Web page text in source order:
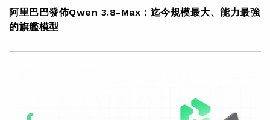
阿里巴巴發佈Qwen 3.8-Max：迄今規模最大、能力最強
的旗艦模型